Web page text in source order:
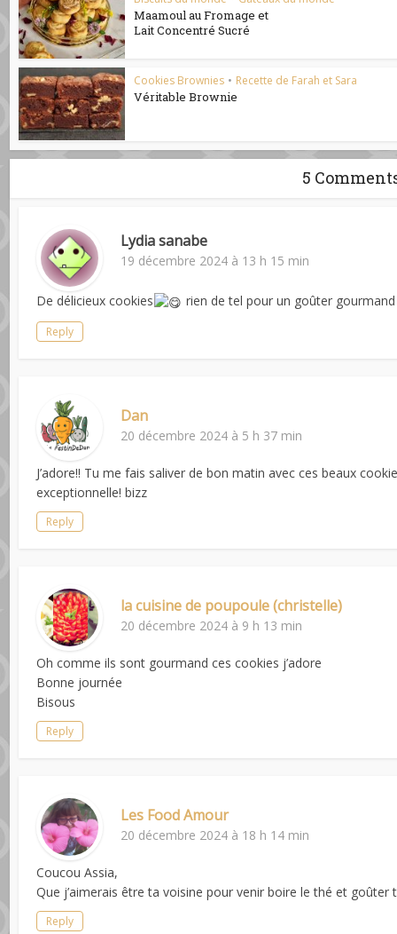
Maamoul au Fromage et
Lait Concentré Sucré
Cookies Brownies • Recette de Farah et Sara
Véritable Brownie
5
Lydia sanabe
19 décembre 2024 à 13 h 15 min
De délicieux cookies rien de tel pour un goûter gourmand
Reply
Dan
20 décembre 2024 à 5 h 37 min
J’adore!! Tu me fais saliver de bon matin avec ces beaux
exceptionnelle! bizz
Reply
la cuisine de poupoule (christelle)
20 décembre 2024 à 9 h 13 min
Oh comme ils sont gourmand ces cookies j’adore
Bonne journée
Bisous
Reply
Les Food Amour
20 décembre 2024 à 18 h 14 min
Coucou Assia,
Que j’aimerais être ta voisine pour venir boire le thé et goûter
Reply